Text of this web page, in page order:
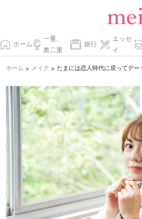
ホーム
一重、
奥二重
旅行
エッセ
イ
ホーム > メイク >